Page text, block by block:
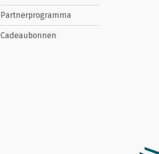
Partnerprogramma
Cadeaubonnen